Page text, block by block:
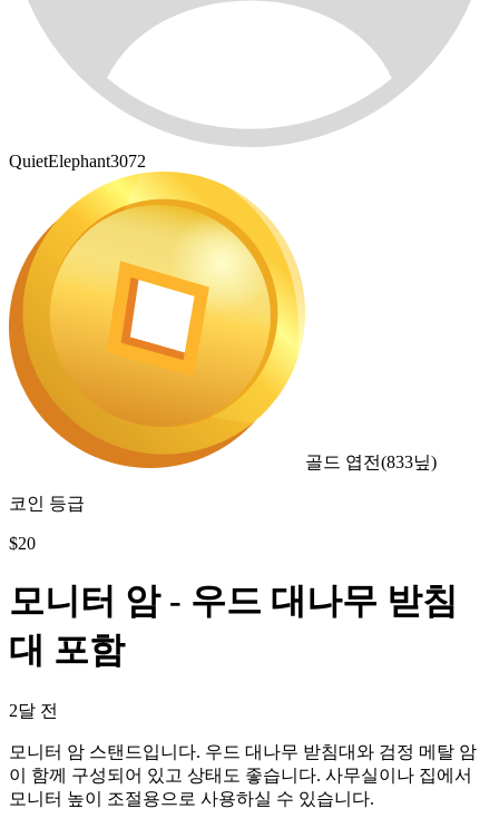
QuietElephant3072
골드 엽전(833닢)
코인 등급
$20
모니터 암 - 우드 대나무 받침
대 포함
2달 전
모니터 암 스탠드입니다. 우드 대나무 받침대와 검정 메탈 암
이 함께 구성되어 있고 상태도 좋습니다. 사무실이나 집에서
모니터 높이 조절용으로 사용하실 수 있습니다.